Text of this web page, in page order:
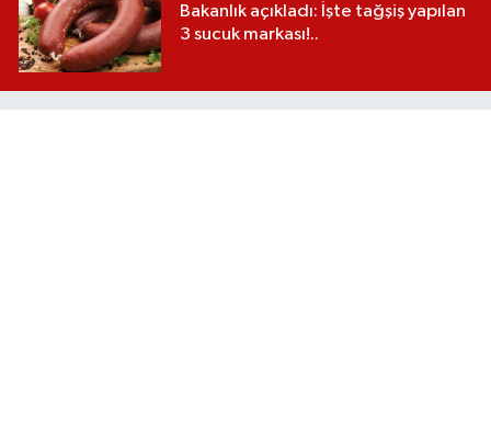
Bakanlık açıkladı: İşte tağşiş yapılan
3 sucuk markası!..